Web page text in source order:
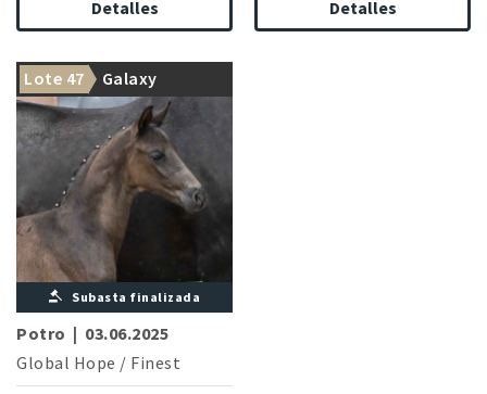
Detalles Detalles
Lote 47 Galaxy
Subasta finalizada
Potro | 03.06.2025
Global Hope / Finest